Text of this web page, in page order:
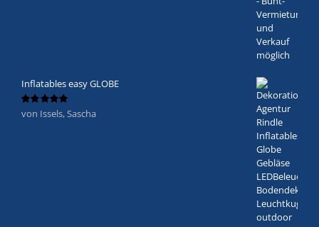
Inflatables easy GLOBE
Bewertet
von Issels, Sascha